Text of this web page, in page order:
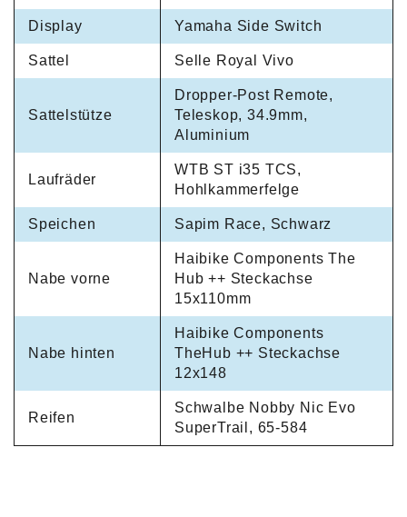
Display Yamaha Side Switch
Sattel Selle Royal Vivo
Sattelstütze
Dropper-Post Remote,
Teleskop, 34.9mm,
Aluminium
Laufräder
WTB ST i35 TCS,
Hohlkammerfelge
Speichen Sapim Race, Schwarz
Nabe vorne
Haibike Components The
Hub ++ Steckachse
15x110mm
Nabe hinten
Haibike Components
TheHub ++ Steckachse
12x148
Reifen
Schwalbe Nobby Nic Evo
SuperTrail, 65-584